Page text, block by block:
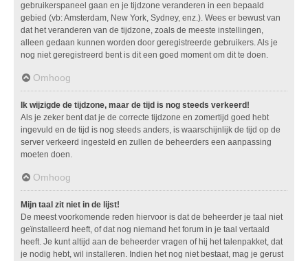
gebruikerspaneel gaan en je tijdzone veranderen in een bepaald
gebied (vb: Amsterdam, New York, Sydney, enz.). Wees er bewust van
dat het veranderen van de tijdzone, zoals de meeste instellingen,
alleen gedaan kunnen worden door geregistreerde gebruikers. Als je
nog niet geregistreerd bent is dit een goed moment om dit te doen.
Omhoog
Ik wijzigde de tijdzone, maar de tijd is nog steeds verkeerd!
Als je zeker bent dat je de correcte tijdzone en zomertijd goed hebt
ingevuld en de tijd is nog steeds anders, is waarschijnlijk de tijd op de
server verkeerd ingesteld en zullen de beheerders een aanpassing
moeten doen.
Omhoog
Mijn taal zit niet in de lijst!
De meest voorkomende reden hiervoor is dat de beheerder je taal niet
geïnstalleerd heeft, of dat nog niemand het forum in je taal vertaald
heeft. Je kunt altijd aan de beheerder vragen of hij het talenpakket, dat
je nodig hebt, wil installeren. Indien het nog niet bestaat, mag je gerust